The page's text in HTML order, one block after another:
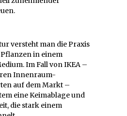
versteht man die Praxis
in einem
Im Fall von IKEA –
Innenraum-
auf dem Markt –
eine Keimablage und
die stark einem